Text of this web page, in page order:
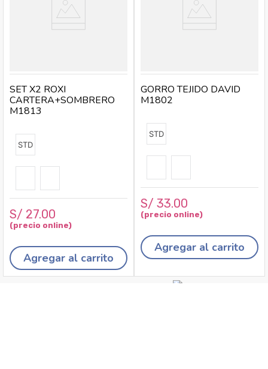
STD
SET X2 ROXI
CARTERA+SOMBRERO
M1813
S/ 27.00
Agregar al carrito
STD
GORRO TEJIDO DAVID
M1802
S/ 33.00
Agregar al carrito